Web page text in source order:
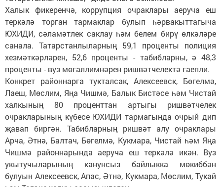
Халык фикеренчә, коррупция очраклары аеруча еш
теркәлә торган тармаклар булып һәрвакыттагыча
ЮХИДИ, сәламәтлек саклау һәм белем бирү өлкәләре
санала. Татарстанлыларның 59,1 проценты полиция
хезмәткәрләрен, 52,6 проценты - табибларны, ә 48,3
проценты - вуз мөгаллимнәрен ришвәтчелектә гаепли.
Конкрет районнарга тукталсак, Алексеевск, Бөгелмә,
Лаеш, Мөслим, Яңа Чишмә, Балык Бистәсе һәм Чистай
халкының 80 проценттан артыгы ришвәтчелек
очракларының күбесе ЮХИДИ тармагында очрый дип
җавап биргән. Табибларның ришвәт алу очраклары
Арча, Әтнә, Балтач, Бөгелмә, Кукмара, Чистай һәм Яңа
Чишмә районнарында аеруча еш теркәлә икән. Вуз
укытучыларының канунсыз байлыкка мөкиббән
булуын Алексеевск, Апас, Әтнә, Кукмара, Мөслим, Тукай